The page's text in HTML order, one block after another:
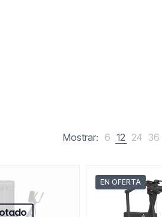
Mostrar: 6 12 24 36
EN OFERTA